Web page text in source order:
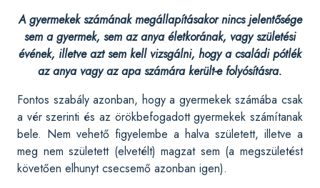
A gyermekek számának megállapításakor nincs jelentősége
sem a gyermek, sem az anya életkorának, vagy születési
évének, illetve azt sem kell vizsgálni, hogy a családi pótlék
az anya vagy az apa számára került-e folyósításra.
Fontos szabály azonban, hogy a gyermekek számába csak
a vér szerinti és az örökbefogadott gyermekek számítanak
bele. Nem vehető figyelembe a halva született, illetve a
meg nem született (elvetélt) magzat sem (a megszületést
követően elhunyt csecsemő azonban igen).